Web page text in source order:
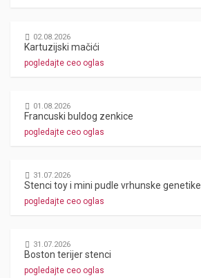
02.08.2026
Kartuzijski mačići
pogledajte ceo oglas
01.08.2026
Francuski buldog zenkice
pogledajte ceo oglas
31.07.2026
Stenci toy i mini pudle vrhunske genetike
pogledajte ceo oglas
31.07.2026
Boston terijer stenci
pogledajte ceo oglas